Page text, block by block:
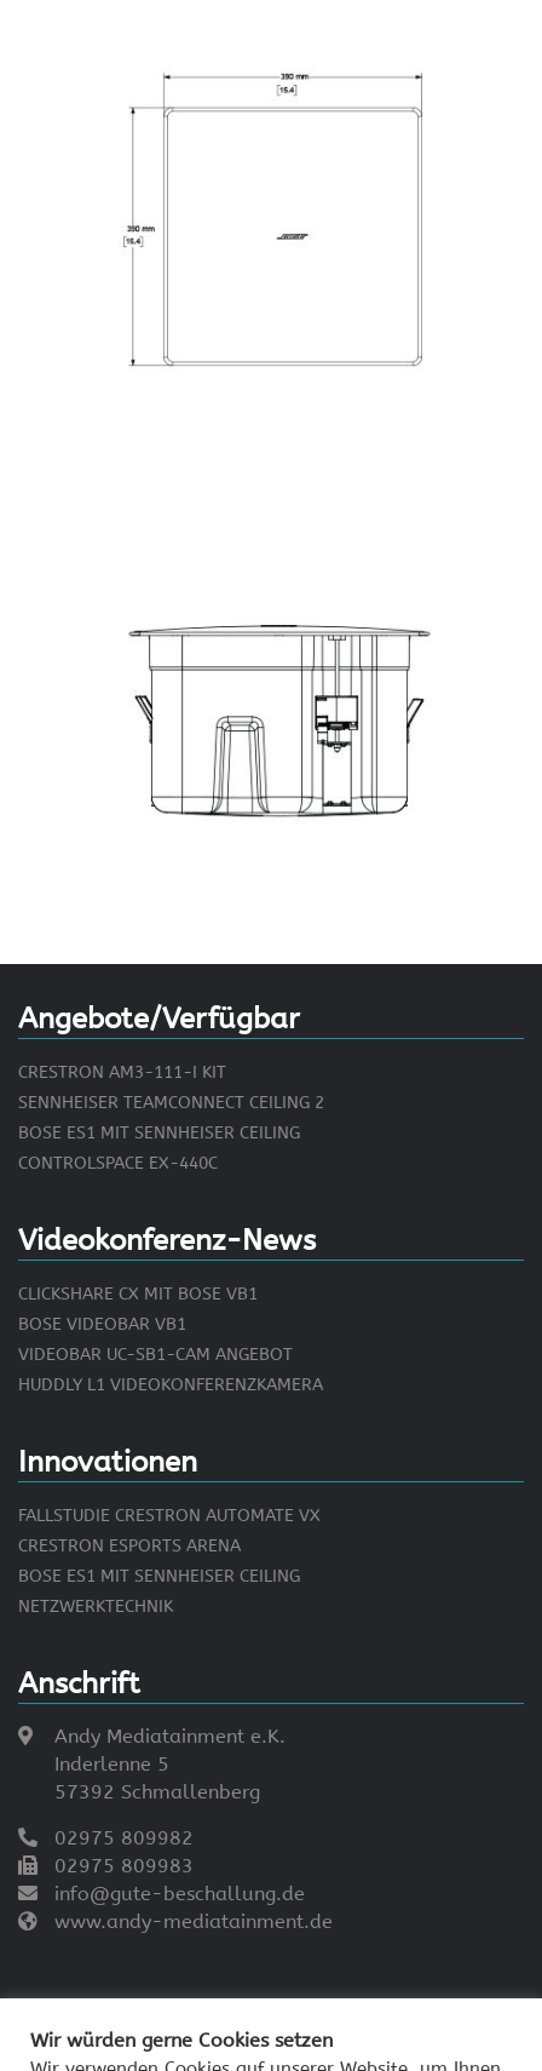
Anschrift
Andy Mediatainment e.K.
Inderlenne 5
57392 Schmallenberg
02975 809982
02975 809983
info@gute-beschallung.de
www.andy-mediatainment.de
Angebote/Verfügbar
Videokonferenz-News
Innovationen
CRESTRON AM3-111-I KIT
SENNHEISER TEAMCONNECT CEILING 2
BOSE ES1 MIT SENNHEISER CEILING
CONTROLSPACE EX-440C
CLICKSHARE CX MIT BOSE VB1
BOSE VIDEOBAR VB1
VIDEOBAR UC-SB1-CAM ANGEBOT
HUDDLY L1 VIDEOKONFERENZKAMERA
FALLSTUDIE CRESTRON AUTOMATE VX
CRESTRON ESPORTS ARENA
BOSE ES1 MIT SENNHEISER CEILING
NETZWERKTECHNIK
Wir würden gerne Cookies setzen